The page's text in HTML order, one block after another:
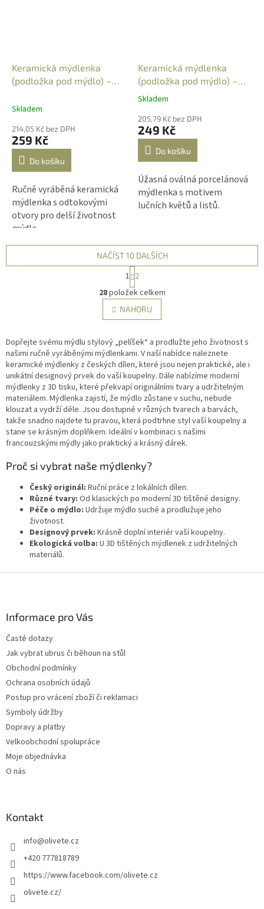
Keramická mýdlenka
(podložka pod mýdlo) –
zelená 3
Skladem
214,05 Kč bez DPH
259 Kč
Do košíku
Ručně vyráběná keramická
mýdlenka s odtokovými
otvory pro delší životnost
mýdla.
Keramická mýdlenka
(podložka pod mýdlo) –
oválná - kytičky 1
Průměrné
produktu
je
5,0
hvězdiček.
Skladem
205,79 Kč bez DPH
249 Kč
Do košíku
Úžasná oválná porcelánová
mýdlenka s motivem
lučních květů a listů.
O
v
l
á
a
c
í
p
r
v
k
y
v
ý
i
u
NAČÍST 10 DALŠÍCH
S
t
r
á
n
k
v
á
n
í
1 2
28položek celkem
NAHORU
Dopřejte svému mýdlu stylový „pelíšek“ a prodlužte jeho životnost s
našimi ručně vyráběnými mýdlenkami. V naší nabídce naleznete
keramické mýdlenky z českých dílen, které jsou nejen praktické, ale i
unikátní designový prvek do vaší koupelny. Dále nabízíme moderní
mýdlenky z 3D tisku, které překvapí originálními tvary a udržitelným
materiálem. Mýdlenka zajistí, že mýdlo zůstane v suchu, nebude
klouzat a vydrží déle. Jsou dostupné v různých tvarech a barvách,
takže snadno najdete tu pravou, která podtrhne styl vaší koupelny a
stane se krásným doplňkem. Ideální v kombinaci s našimi
francouzskými mýdly jako praktický a krásný dárek.
Proč si vybrat naše mýdlenky?
Český originál: Ruční práce z lokálních dílen.
Různé tvary: Od klasických po moderní 3D tištěné designy.
Péče o mýdlo: Udržuje mýdlo suché a prodlužuje jeho
životnost.
Designový prvek: Krásně doplní interiér vaší koupelny.
Ekologická volba: U 3D tištěných mýdlenek z udržitelných
materiálů.
Informace pro Vás
Časté dotazy
Jak vybrat ubrus či běhoun na stůl
Obchodní podmínky
Ochrana osobních údajů
Postup pro vrácení zboží či reklamaci
Symboly údržby
Dopravy a platby
Velkoobchodní spolupráce
Moje objednávka
O nás
Kontakt
info@olivete.cz
+420 777818789
https://www.facebook.com/olivete.cz
olivete.cz/